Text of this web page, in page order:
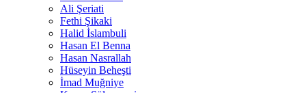
Ali Şeriati
Fethi Şikaki
Halid İslambuli
Hasan El Benna
Hasan Nasrallah
Hüseyin Beheşti
İmad Muğniye